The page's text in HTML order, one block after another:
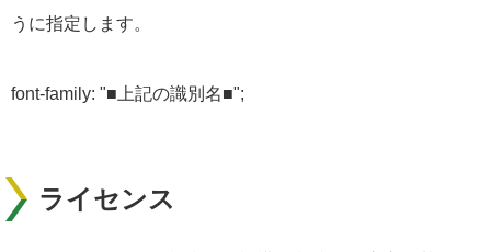
うに指定します。
font-family: "■上記の識別名■";
ライセンス